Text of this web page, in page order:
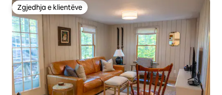
Zgjedhja e klientëve
Zgjedhja e klientëve